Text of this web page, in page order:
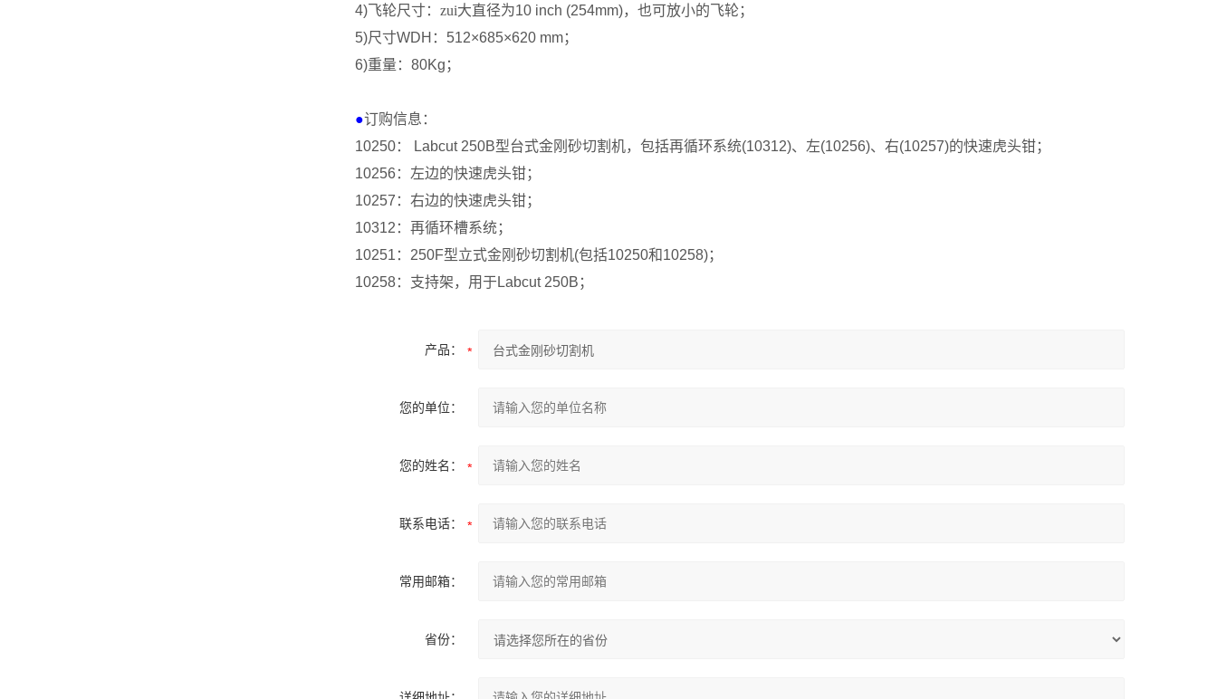
4)飞轮尺寸：zui大直径为10 inch (254mm)，也可放小的飞轮；
5)尺寸WDH ： 512×685×620 mm；
6)重量： 80Kg ；
●订购信息：
10250： Labcut 250B型台式金刚砂切割机，包括再循环系统(10312)、左(10256)、右(10257)的快速虎头钳；
10256：左边的快速虎头钳；
10257 ：右边的快速虎头钳；
10312 ：再循环槽系统；
10251 ： 250F型立式金刚砂切割机(包括10250和10258)；
10258：支持架，用于Labcut 250B ；
产品：
您的单位：
您的姓名：
联系电话：
常用邮箱：
省份：